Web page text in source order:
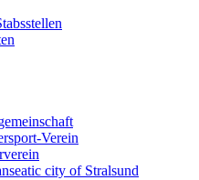
Verein
city of Stralsund